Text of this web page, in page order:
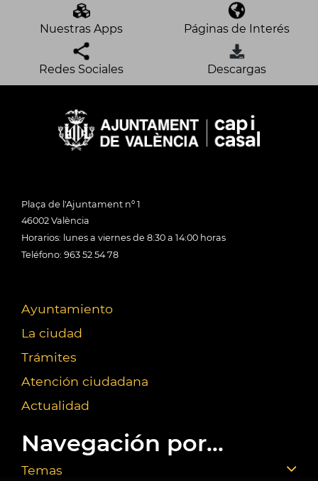
Nuestras Apps Páginas de Interés
Redes Sociales Descargas
Plaça de l'Ajuntament nº 1
46002 València
Horarios: lunes a viernes de 8:30 a 14:00 horas
Teléfono: 963 52 54 78
Ayuntamiento
La ciudad
Trámites
Atención ciudadana
Actualidad
Navegación por...
Temas